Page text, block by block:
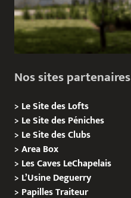
Nos sites partenaires
> Le Site des Lofts
> Le Site des Péniches
> Le Site des Clubs
>Area Box
> Les Caves LeChapelais
> L’Usine Deguerry
> PapillesTraiteur